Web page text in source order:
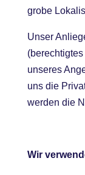
grobe
Unser
unseres
uns die
werden die
Wir